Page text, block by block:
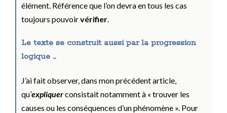
élément. Référence que l’on devra en tous les cas
toujours pouvoirvérifier.
Le texte se construit aussi par la progression
logique …
J’ai fait observer, dans mon précédent article,
qu’expliquerconsistait notamment à « trouver les
causes ou les conséquences d’un phénomène ». Pour